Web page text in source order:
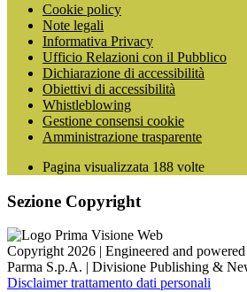
Cookie policy
Note legali
Informativa Privacy
Ufficio Relazioni con il Pubblico
Dichiarazione di accessibilità
Obiettivi di accessibilità
Whistleblowing
Gestione consensi cookie
Amministrazione trasparente
Pagina visualizzata 188 volte
Sezione Copyright
Copyright 2026 | Engineered and
Parma S.p.A. | Divisione Publishing &
Disclaimer trattamento dati personali